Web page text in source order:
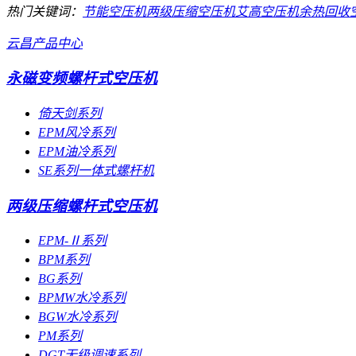
热门关键词： 节能空压机两级压缩空压机艾高空压机余热回收
云昌产品中心
永磁变频螺杆式空压机
倚天剑系列
EPM风冷系列
EPM油冷系列
SE系列一体式螺杆机
两级压缩螺杆式空压机
EPM-Ⅱ系列
BPM系列
BG系列
BPMW水冷系列
BGW水冷系列
PM系列